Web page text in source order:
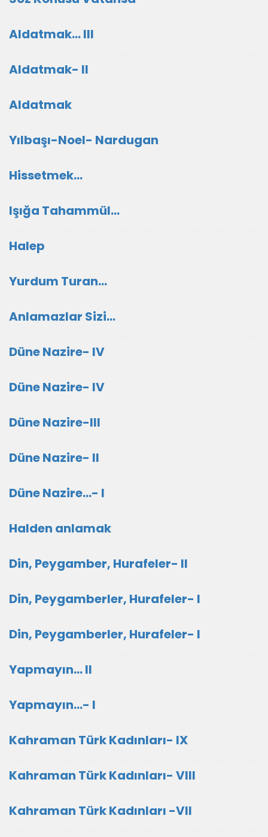
Aldatmak... III
Aldatmak- II
Aldatmak
Yılbaşı-Noel- Nardugan
Hissetmek...
Işığa Tahammül...
Halep
Yurdum Turan...
Anlamazlar Sizi...
Düne Nazire- IV
Düne Nazire- IV
Düne Nazire-III
Düne Nazire- II
Düne Nazire...- I
Halden anlamak
Din, Peygamber, Hurafeler- II
Din, Peygamberler, Hurafeler- I
Din, Peygamberler, Hurafeler- I
Yapmayın... II
Yapmayın...- I
Kahraman Türk Kadınları- IX
Kahraman Türk Kadınları- VIII
Kahraman Türk Kadınları -VII